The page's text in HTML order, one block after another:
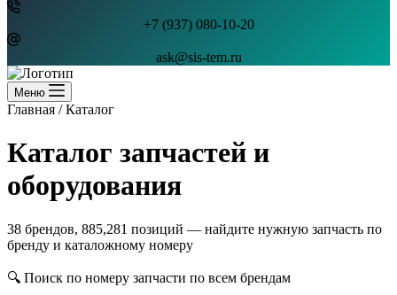
+7 (937) 080-10-20
ask@sis-tem.ru
Меню
Главная / Каталог
Каталог запчастей и
оборудования
38 брендов, 885,281 позиций — найдите нужную запчасть по
бренду и каталожному номеру
🔍 Поиск по номеру запчасти по всем брендам